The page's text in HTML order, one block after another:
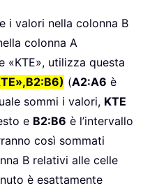
i valori nella colonna B
colonna A
«KTE», utilizza questa
(A2:A6 è
sommi i valori, KTE
e B2:B6 è l’intervallo
così sommati
B relativi alle celle
è esattamente